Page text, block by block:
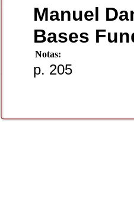
Manuel
Bases
Notas:
p. 205